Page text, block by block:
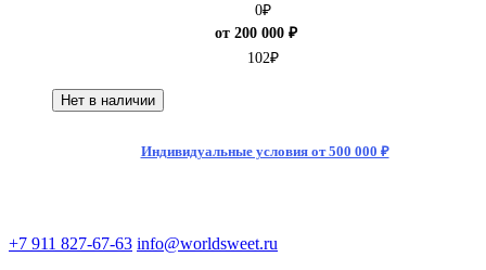
0₽
от 200 000 ₽
102₽
Нет в наличии
Индивидуальные условия от 500 000 ₽
+7 911 827-67-63 info@worldsweet.ru